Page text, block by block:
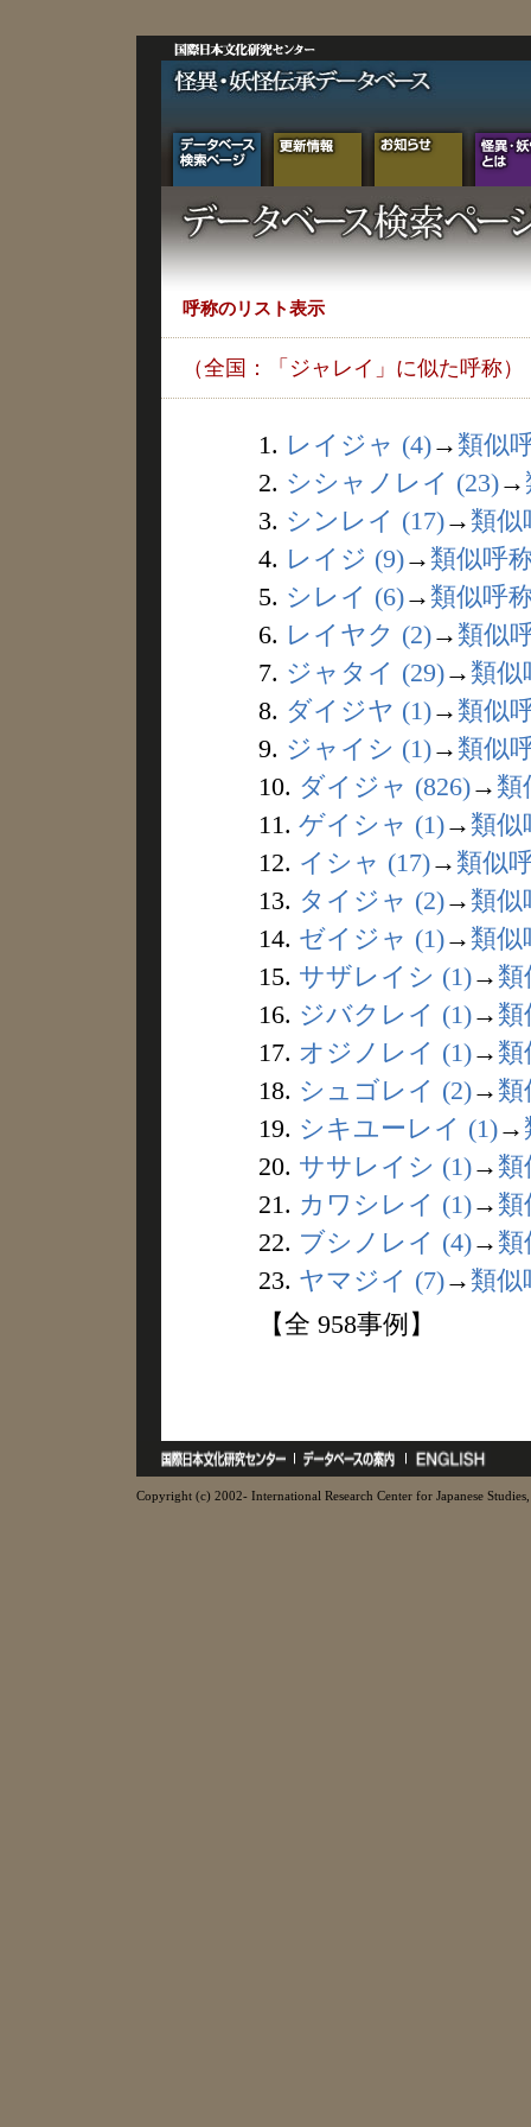
呼称のリスト表示
（全国：「ジャレイ」に似た呼称）
1. レイジャ (4)→ 類似
2. シシャノレイ (23)→
3. シンレイ (17)→ 類似
4. レイジ (9)→ 類似呼
5. シレイ (6)→ 類似呼
6. レイヤク (2)→ 類似
7. ジャタイ (29)→ 類似
8. ダイジヤ (1)→ 類似
9. ジャイシ (1)→ 類似
10. ダイジャ (826)→ 類
11. ゲイシャ (1)→ 類似
12. イシャ (17)→ 類似
13. タイジャ (2)→ 類似
14. ゼイジャ (1)→ 類似
15. サザレイシ (1)→ 類
16. ジバクレイ (1)→ 類
17. オジノレイ (1)→ 類
18. シュゴレイ (2)→ 類
19. シキユーレイ (1)→
20. ササレイシ (1)→ 類
21. カワシレイ (1)→ 類
22. ブシノレイ (4)→ 類
23. ヤマジイ (7)→ 類似
【全 958事例】
Copyright (c) 2002- International Research Center for Japanese